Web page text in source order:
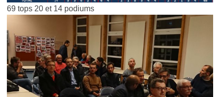
69 tops 20 et 14 podiums